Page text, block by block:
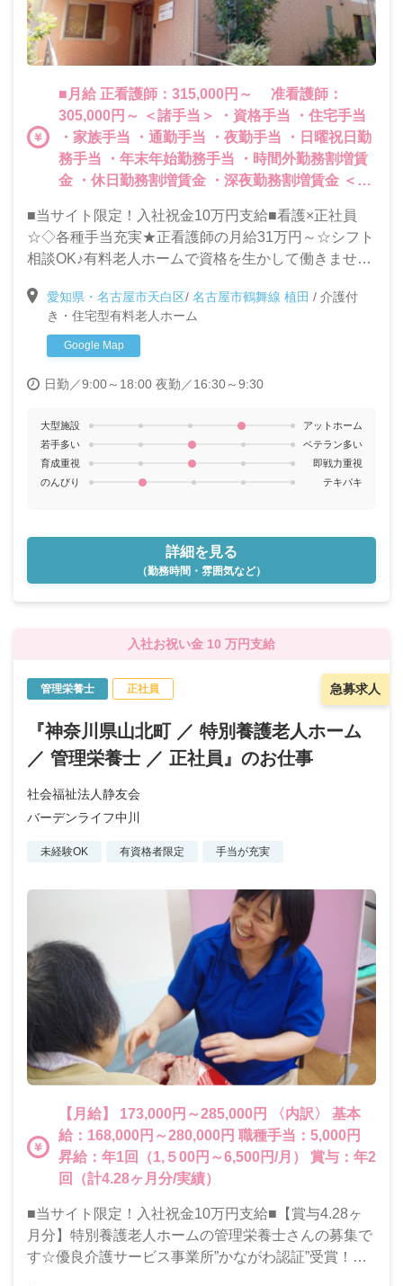
■月給 正看護師：315,000円～ 准看護師：
305,000円～ ＜諸手当＞ ・資格手当 ・住宅手当
・家族手当 ・通勤手当 ・夜勤手当 ・日曜祝日勤
務手当 ・年末年始勤務手当 ・時間外勤務割増賃
金 ・休日勤務割増賃金 ・深夜勤務割増賃金 ＜そ
■当サイト限定！入社祝金10万円支給■看護×正社員
☆◇各種手当充実★正看護師の月給31万円～☆シフト
相談OK♪有料老人ホームで資格を生かして働きません
愛知県・名古屋市天白区/ 名古屋市鶴舞線 植田 / 介護付
き・住宅型有料老人ホーム
Google Map
日勤／9:00～18:00 夜勤／16:30～9:30
大型施設
アットホーム
若手多い
ベテラン多い
育成重視
即戦力重視
のんびり
テキパキ
詳細を見る
（勤務時間・雰囲気など）
入社お祝い金 10 万円支給
急募求人
管理栄養士 正社員
『神奈川県山北町 ／ 特別養護老人ホーム
／ 管理栄養士 ／ 正社員』のお仕事
社会福祉法人静友会
バーデンライフ中川
未経験OK 有資格者限定 手当が充実
【月給】 173,000円～285,000円 〈内訳〉 基本
給：168,000円～280,000円 職種手当：5,000円
昇給：年1回（1,５00円～6,500円/月） 賞与：年2
回（計4.28ヶ月分/実績）
■当サイト限定！入社祝金10万円支給■【賞与4.28ヶ
月分】特別養護老人ホームの管理栄養士さんの募集で
す☆優良介護サービス事業所”かながわ認証”受賞！よ